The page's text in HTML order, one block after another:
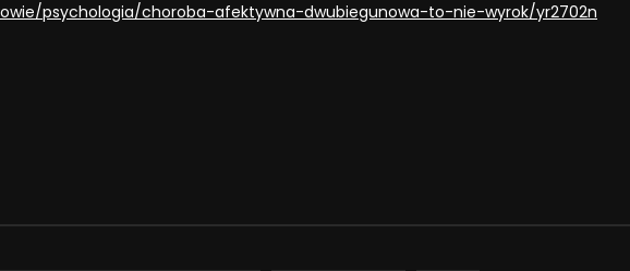
psychologia/choroba-afektywna-dwubiegunowa-to-nie-wyrok/yr2702n